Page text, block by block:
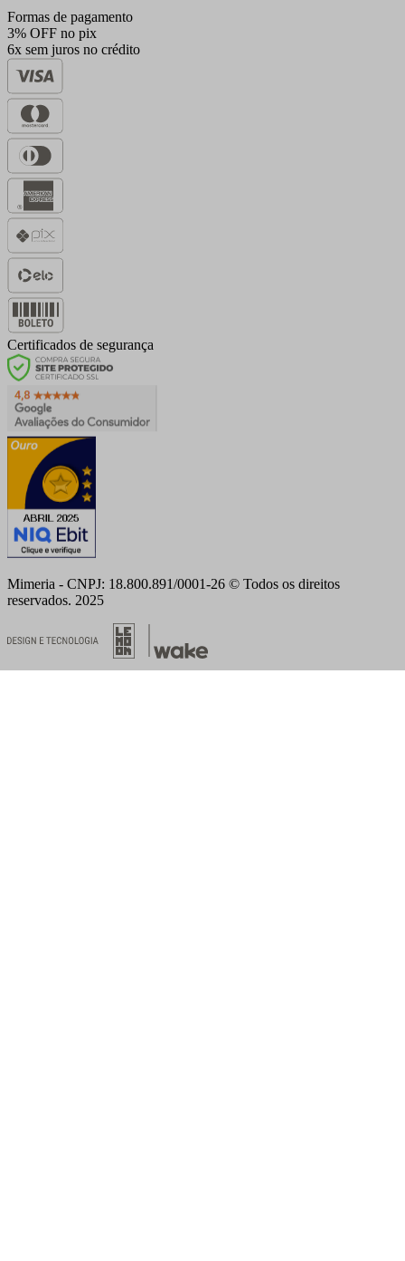
Formas de pagamento
3% OFF no pix
6x sem juros no crédito
Certificados de segurança
Mimeria - CNPJ: 18.800.891/0001-26 © Todos os direitos
reservados. 2025